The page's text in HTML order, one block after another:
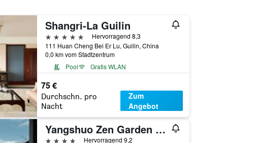
Shangri-La Guilin
5 Sterne
Hervorragend 8,3
111 Huan Cheng Bei Er Lu, Guilin, China
0,0 km vom Stadtzentrum
Pool
Gratis WLAN
75 €
Durchschn. pro
Nacht
Zum
Angebot
Yangshuo Zen Garden Resort - Yulong River
4 Sterne Hervorragend 9,2